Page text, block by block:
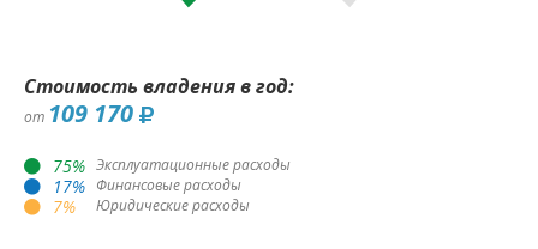
Стоимость владения в год:
от 109 170
75% Эксплуатационные расходы
17% Финансовые расходы
7% Юридические расходы